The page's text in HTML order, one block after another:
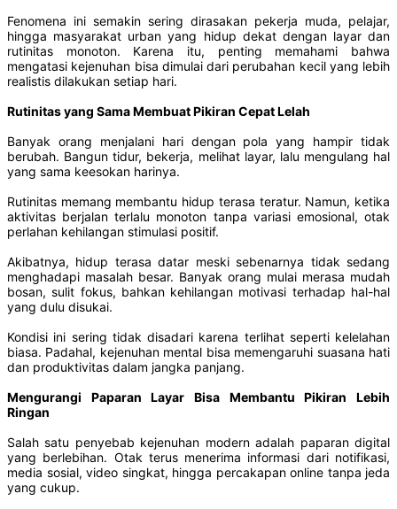
Fenomena ini semakin sering dirasakan pekerja muda, pelajar,
hingga masyarakat urban yang hidup dekat dengan layar dan
rutinitas monoton. Karena itu, penting memahami bahwa
mengatasi kejenuhan bisa dimulai dari perubahan kecil yang lebih
realistis dilakukan setiap hari.
Rutinitas yang Sama Membuat Pikiran Cepat Lelah
Banyak orang menjalani hari dengan pola yang hampir tidak
berubah. Bangun tidur, bekerja, melihat layar, lalu mengulang hal
yang sama keesokan harinya.
Rutinitas memang membantu hidup terasa teratur. Namun, ketika
aktivitas berjalan terlalu monoton tanpa variasi emosional, otak
perlahan kehilangan stimulasi positif.
Akibatnya, hidup terasa datar meski sebenarnya tidak sedang
menghadapi masalah besar. Banyak orang mulai merasa mudah
bosan, sulit fokus, bahkan kehilangan motivasi terhadap hal-hal
yang dulu disukai.
Kondisi ini sering tidak disadari karena terlihat seperti kelelahan
biasa. Padahal, kejenuhan mental bisa memengaruhi suasana hati
dan produktivitas dalam jangka panjang.
Mengurangi Paparan Layar Bisa Membantu Pikiran Lebih
Ringan
Salah satu penyebab kejenuhan modern adalah paparan digital
yang berlebihan. Otak terus menerima informasi dari notifikasi,
media sosial, video singkat, hingga percakapan online tanpa jeda
yang cukup.